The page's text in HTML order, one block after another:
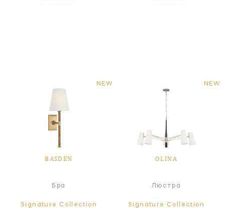
NEW
BASDEN
Бра
Signature Collection
NEW
OLINA
Люстра
Signature Collection